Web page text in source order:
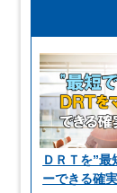
ＤＲＴを”最
ーできる確